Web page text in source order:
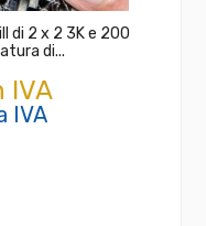
di 2 x 2 3K e 200
di...
IVA
IVA